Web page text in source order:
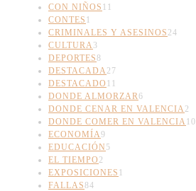
CON NIÑOS 11
CONTES 1
CRIMINALES Y ASESINOS 24
CULTURA 3
DEPORTES8
DESTACADA 27
DESTACADO 11
DONDE ALMORZAR6
DONDE CENAR EN VALENCIA 2
DONDE COMER EN VALENCIA 10
ECONOMÍA9
EDUCACIÓN 5
EL TIEMPO 2
EXPOSICIONES 1
FALLAS84